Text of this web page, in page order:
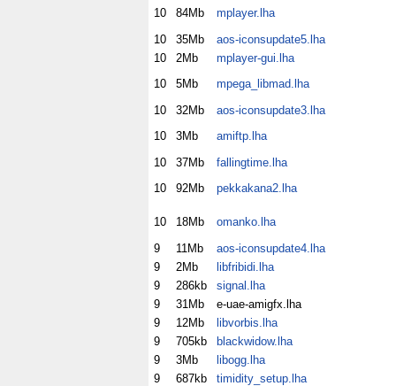
10
84Mb
mplayer.lha
10
35Mb
aos-iconsupdate5.lha
10
2Mb
mplayer-gui.lha
10
5Mb
mpega_libmad.lha
10
32Mb
aos-iconsupdate3.lha
10
3Mb
amiftp.lha
10
37Mb
fallingtime.lha
10
92Mb pekkakana2.lha
10 18Mb
omanko.lha
9
11Mb
aos-iconsupdate4.lha
9
2Mb
libfribidi.lha
9
286kb
signal.lha
9
31Mb
e-uae-amigfx.lha
9
12Mb
libvorbis.lha
9
705kb
blackwidow.lha
9
3Mb
libogg.lha
9
687kb
timidity_setup.lha